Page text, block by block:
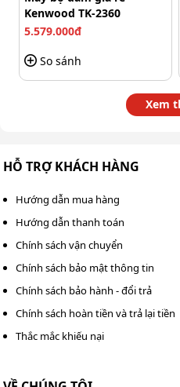
Motorola Xir
kênh theo thời gian
Kenwood TK-2360
5.579.000đ
So sánh
Xem
HỖ TRỢ KHÁCH HÀNG
Hướng dẫn mua hàng
Hướng dẫn thanh toán
Chính sách vận chuyển
Chính sách bảo mật thông tin
Chính sách bảo hành - đổi trả
Chính sách hoàn tiền và trả lại tiền
Thắc mắc khiếu nại